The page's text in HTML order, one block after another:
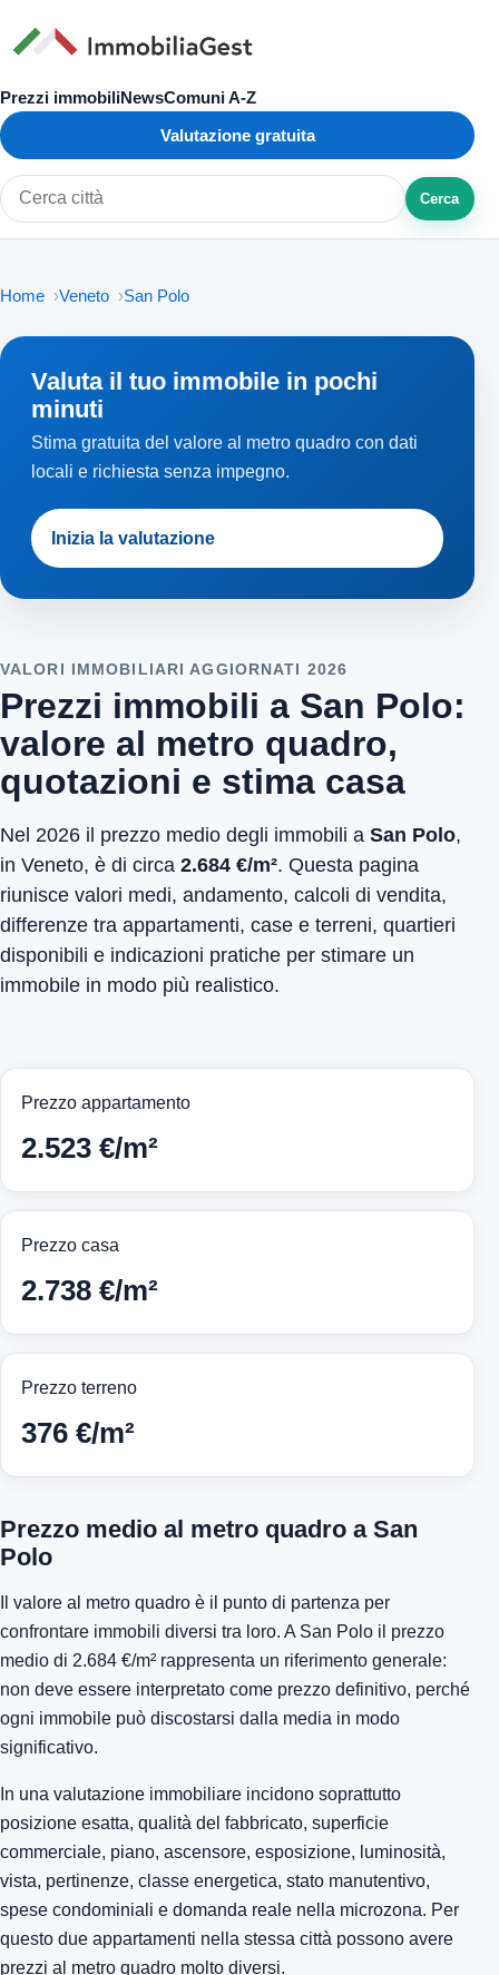
Prezzi immobiliNewsComuni A-Z
Valutazione gratuita
Cerca città o zona
Cerca
Home Veneto San Polo
Valuta il tuo immobile in pochi
minuti
Stima gratuita del valore al metro quadro con dati
locali e richiesta senza impegno.
Inizia la valutazione
VALORI IMMOBILIARI AGGIORNATI 2026
Prezzi immobili a San Polo:
valore al metro quadro,
quotazioni e stima casa
Nel 2026 il prezzo medio degli immobili a San Polo,
in Veneto, è di circa 2.684 €/m². Questa pagina
riunisce valori medi, andamento, calcoli di vendita,
differenze tra appartamenti, case e terreni, quartieri
disponibili e indicazioni pratiche per stimare un
immobile in modo più realistico.
Prezzo appartamento
2.523 €/m²
Prezzo casa
2.738 €/m²
Prezzo terreno
376 €/m²
Prezzo medio al metro quadro a San
Polo
Il valore al metro quadro è il punto di partenza per
confrontare immobili diversi tra loro. A San Polo il prezzo
medio di 2.684 €/m² rappresenta un riferimento generale:
non deve essere interpretato come prezzo definitivo, perché
ogni immobile può discostarsi dalla media in modo
significativo.
In una valutazione immobiliare incidono soprattutto
posizione esatta, qualità del fabbricato, superficie
commerciale, piano, ascensore, esposizione, luminosità,
vista, pertinenze, classe energetica, stato manutentivo,
spese condominiali e domanda reale nella microzona. Per
questo due appartamenti nella stessa città possono avere
prezzi al metro quadro molto diversi.